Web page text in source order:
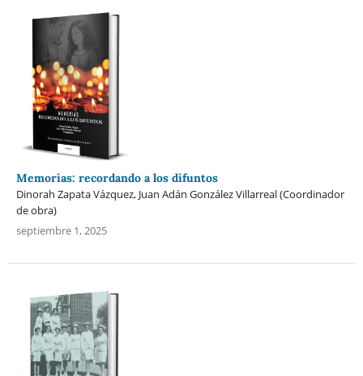
Memorias: recordando a los difuntos
Dinorah Zapata Vázquez, Juan Adán González Villarreal (Coordinador
de obra)
septiembre 1, 2025